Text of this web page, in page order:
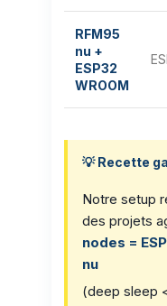
RFM95
nu +
ESP32
WROOM
💡 Recette
Notre setup
des projets
nodes =
nu
(deep sleep